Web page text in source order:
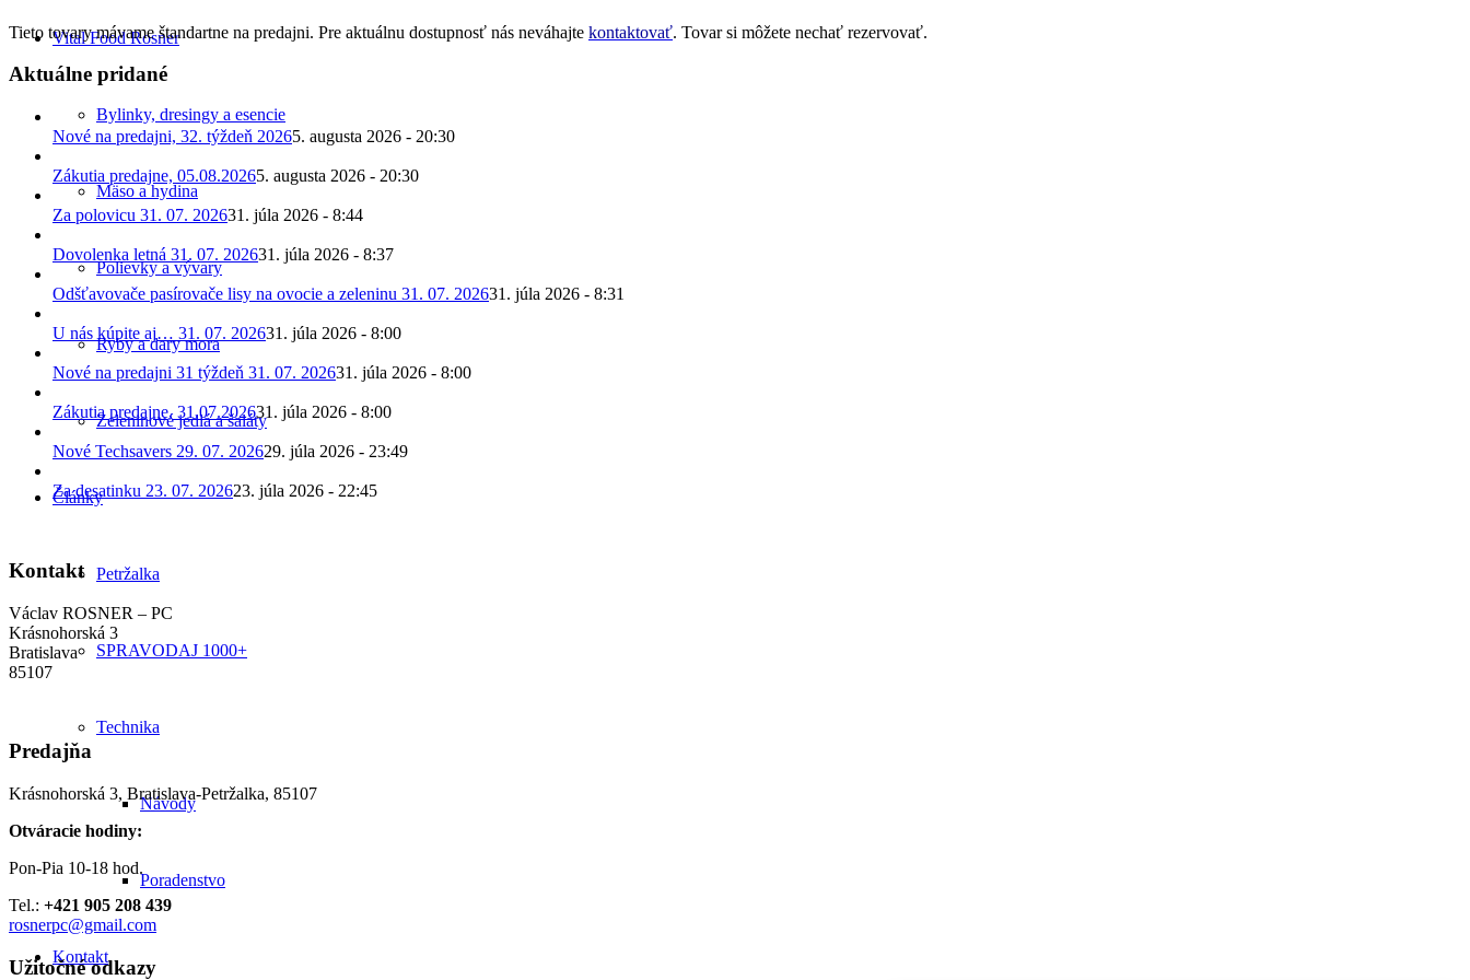
Vital Food Rosner
Bylinky, dresingy a esencie
Mäso a hydina
Polievky a vývary
Ryby a dary mora
Zeleninové jedlá a šaláty
Články
Petržalka
SPRAVODAJ 1000+
Technika
Návody
Poradenstvo
Kontakt
Tieto tovary mávame štandartne na predajni. Pre aktuálnu dostupnosť nás neváhajte kontaktovať. Tovar si môžete nechať rezervovať.
Aktuálne pridané
Nové na predajni, 32. týždeň 20265. augusta 2026 - 20:30
Zákutia predajne, 05.08.20265. augusta 2026 - 20:30
Za polovicu 31. 07. 202631. júla 2026 - 8:44
Dovolenka letná 31. 07. 202631. júla 2026 - 8:37
Odšťavovače pasírovače lisy na ovocie a zeleninu 31. 07. 202631. júla 2026 - 8:31
U nás kúpite aj… 31. 07. 202631. júla 2026 - 8:00
Nové na predajni 31 týždeň 31. 07. 202631. júla 2026 - 8:00
Zákutia predajne, 31.07.202631. júla 2026 - 8:00
Nové Techsavers 29. 07. 202629. júla 2026 - 23:49
Za desatinku 23. 07. 202623. júla 2026 - 22:45
Kontakt
Václav ROSNER – PC
Krásnohorská 3
Bratislava
85107
Predajňa
Krásnohorská 3, Bratislava-Petržalka, 85107
Otváracie hodiny:
Pon-Pia 10-18 hod.
Tel.: +421 905 208 439
rosnerpc@gmail.com
Užitočné odkazy